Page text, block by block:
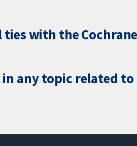
with the
any topic related